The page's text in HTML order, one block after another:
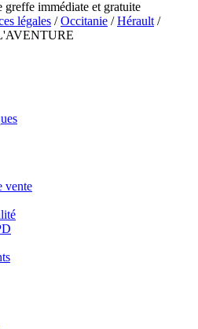
immédiate et gratuite
légales /Occitanie /Hérault /
vente